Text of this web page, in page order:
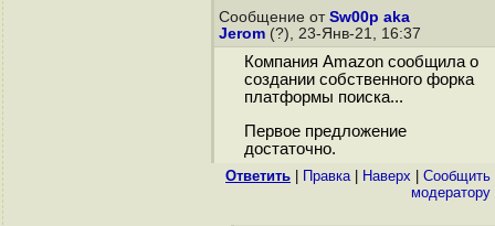
Сообщение от Sw00p aka
Jerom (?), 23-Янв-21, 16:37
Компания Amazon сообщила о
создании собственного форка
платформы поиска...
Первое предложение
достаточно.
Ответить Правка| Наверх
Cообщить
модератору